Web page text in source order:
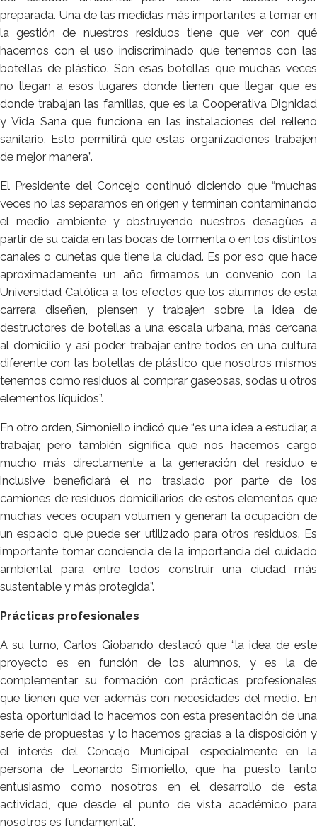
preparada. Una de las medidas más importantes a tomar en
la gestión de nuestros residuos tiene que ver con qué
hacemos con el uso indiscriminado que tenemos con las
botellas de plástico. Son esas botellas que muchas veces
no llegan a esos lugares donde tienen que llegar que es
donde trabajan las familias, que es la Cooperativa Dignidad
y Vida Sana que funciona en las instalaciones del relleno
sanitario. Esto permitirá que estas organizaciones trabajen
de mejor manera”.
El Presidente del Concejo continuó diciendo que “muchas
veces no las separamos en origen y terminan contaminando
el medio ambiente y obstruyendo nuestros desagües a
partir de su caída en las bocas de tormenta o en los distintos
canales o cunetas que tiene la ciudad. Es por eso que hace
aproximadamente un año firmamos un convenio con la
Universidad Católica a los efectos que los alumnos de esta
carrera diseñen, piensen y trabajen sobre la idea de
destructores de botellas a una escala urbana, más cercana
al domicilio y así poder trabajar entre todos en una cultura
diferente con las botellas de plástico que nosotros mismos
tenemos como residuos al comprar gaseosas, sodas u otros
elementos líquidos”.
En otro orden, Simoniello indicó que “es una idea a estudiar, a
trabajar, pero también significa que nos hacemos cargo
mucho más directamente a la generación del residuo e
inclusive beneficiará el no traslado por parte de los
camiones de residuos domiciliarios de estos elementos que
muchas veces ocupan volumen y generan la ocupación de
un espacio que puede ser utilizado para otros residuos. Es
importante tomar conciencia de la importancia del cuidado
ambiental para entre todos construir una ciudad más
sustentable y más protegida”.
Prácticas profesionales
A su turno, Carlos Giobando destacó que “la idea de este
proyecto es en función de los alumnos, y es la de
complementar su formación con prácticas profesionales
que tienen que ver además con necesidades del medio. En
esta oportunidad lo hacemos con esta presentación de una
serie de propuestas y lo hacemos gracias a la disposición y
el interés del Concejo Municipal, especialmente en la
persona de Leonardo Simoniello, que ha puesto tanto
entusiasmo como nosotros en el desarrollo de esta
actividad, que desde el punto de vista académico para
nosotros es fundamental”.